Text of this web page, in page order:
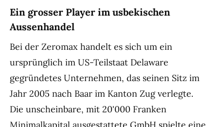
Ein grosser Player im usbekischen
Aussenhandel
Bei der Zeromax handelt es sich um ein
ursprünglich im US-Teilstaat Delaware
gegründetes Unternehmen, das seinen Sitz im
Jahr 2005 nach Baar im Kanton Zug verlegte.
Die unscheinbare, mit 20'000 Franken